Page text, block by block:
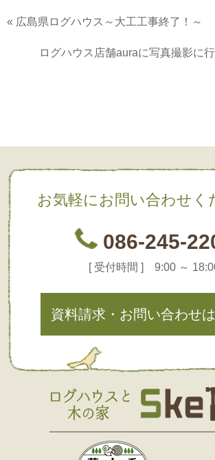
« 広島県ログハウス～大工工事終了！～
ログハウス店舗auraに写真撮影に
お気軽にお問い合わせく
086-245-
[ 受付時間 ] 9:00 ～
資料請求・お問い合わせ